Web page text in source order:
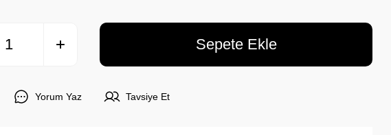
Sepete Ekle
Yorum Yaz Tavsiye Et